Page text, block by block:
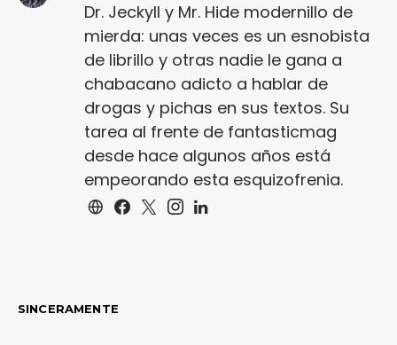
Dr. Jeckyll y Mr. Hide modernillo de
mierda: unas veces es un esnobista
de librillo y otras nadie le gana a
chabacano adicto a hablar de
drogas y pichas en sus textos. Su
tarea al frente de fantasticmag
desde hace algunos años está
empeorando esta esquizofrenia.
SINCERAMENTE